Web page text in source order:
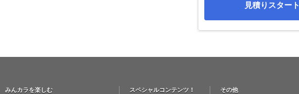
見積りスタート
みんカラを楽しむ
スペシャルコンテンツ！
その他